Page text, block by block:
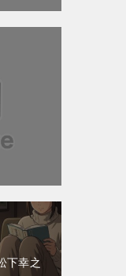
下幸之